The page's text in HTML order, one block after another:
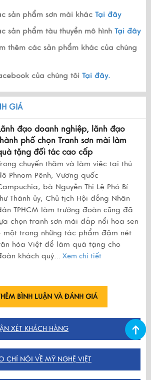
sản phẩm sơn mài khác Tại đây
sản phẩm tàu thuyền mô hình Tại đây
thêm các sản phẩm khác của chúng
của chúng tôi Tại đây.
GIÁ
đạo doanh nghiệp, lãnh đạo
phố chọn Tranh sơn mài làm
tặng đối tác cao cấp
chuyến thăm và làm việc tại thủ
Phnom Pênh, Vương quốc
bà Nguyễn Thị Lệ Phó Bí
Thành ủy, Chủ tịch Hội đồng Nhân
TPHCM làm trưởng đoàn cũng đã
chọn tranh sơn mài đắp nổi hoa sen
một trong những tác phẩm đậm nét
hóa Việt để làm quà tặng cho
khách quý... Xem chi tiết
BÌNH LUẬN VÀ ĐÁNH GIÁ
XÉT KHÁCH HÀNG
CHÍ NÓI VỀ MỸ NGHỆ VIỆT